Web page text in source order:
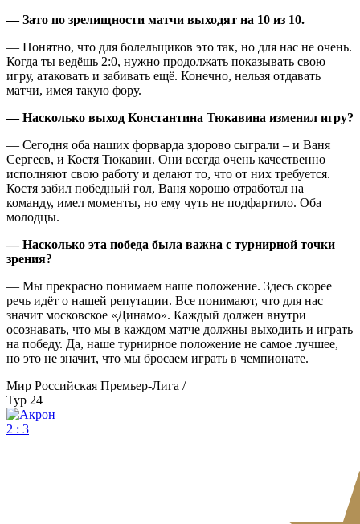
— Зато по зрелищности матчи выходят на 10 из 10.
— Понятно, что для болельщиков это так, но для нас не очень.
Когда ты ведёшь 2:0, нужно продолжать показывать свою
игру, атаковать и забивать ещё. Конечно, нельзя отдавать
матчи, имея такую фору.
— Насколько выход Константина Тюкавина изменил игру?
— Сегодня оба наших форварда здорово сыграли – и Ваня
Сергеев, и Костя Тюкавин. Они всегда очень качественно
исполняют свою работу и делают то, что от них требуется.
Костя забил победный гол, Ваня хорошо отработал на
команду, имел моменты, но ему чуть не подфартило. Оба
молодцы.
— Насколько эта победа была важна с турнирной точки
зрения?
— Мы прекрасно понимаем наше положение. Здесь скорее
речь идёт о нашей репутации. Все понимают, что для нас
значит московское «Динамо». Каждый должен внутри
осознавать, что мы в каждом матче должны выходить и играть
на победу. Да, наше турнирное положение не самое лучшее,
но это не значит, что мы бросаем играть в чемпионате.
Мир Российская Премьер-Лига /
Тур 24
2 : 3